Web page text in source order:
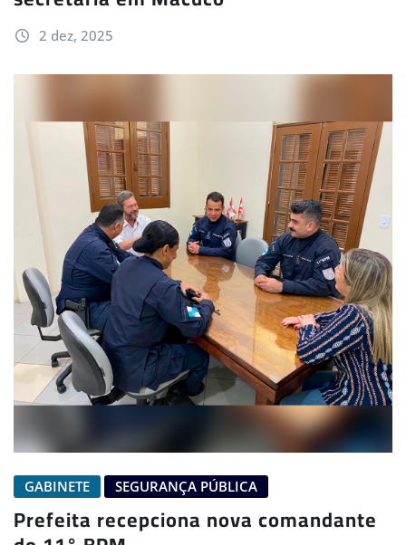
2 dez, 2025
GABINETE SEGURANÇA PÚBLICA
Prefeita recepciona nova comandante